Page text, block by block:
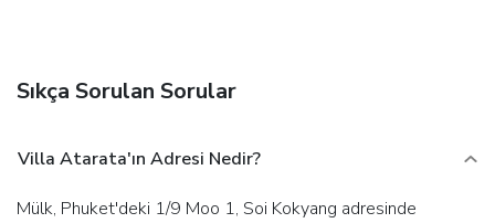
Sıkça Sorulan Sorular
Villa Atarata'ın Adresi Nedir?
Mülk, Phuket'deki 1/9 Moo 1, Soi Kokyang adresinde